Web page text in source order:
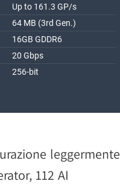
leggermente
112 AI